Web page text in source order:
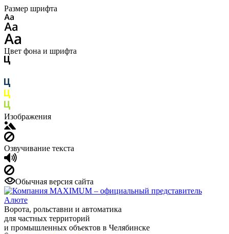
Размер шрифта
Цвет фона и шрифта
Изображения
Озвучивание текста
Обычная версия сайта
Ворота, рольставни и автоматика
для частных территорий
и промышленных объектов в Челябинске